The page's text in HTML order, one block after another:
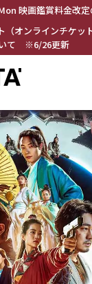
映画鑑賞料金改
（オンラインチケッ
て ※6/26更新